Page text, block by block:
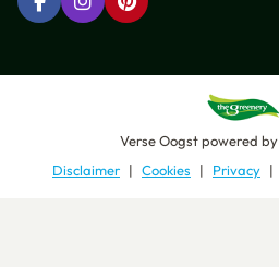
Ga naar Facebook
Ga naar Instagram
Ga naar Pinterest
Verse Oogstpowered by
Disclaimer
Cookies Privacy